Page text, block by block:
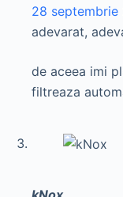
28 septembrie
adevarat,
de aceea imi
filtreaza